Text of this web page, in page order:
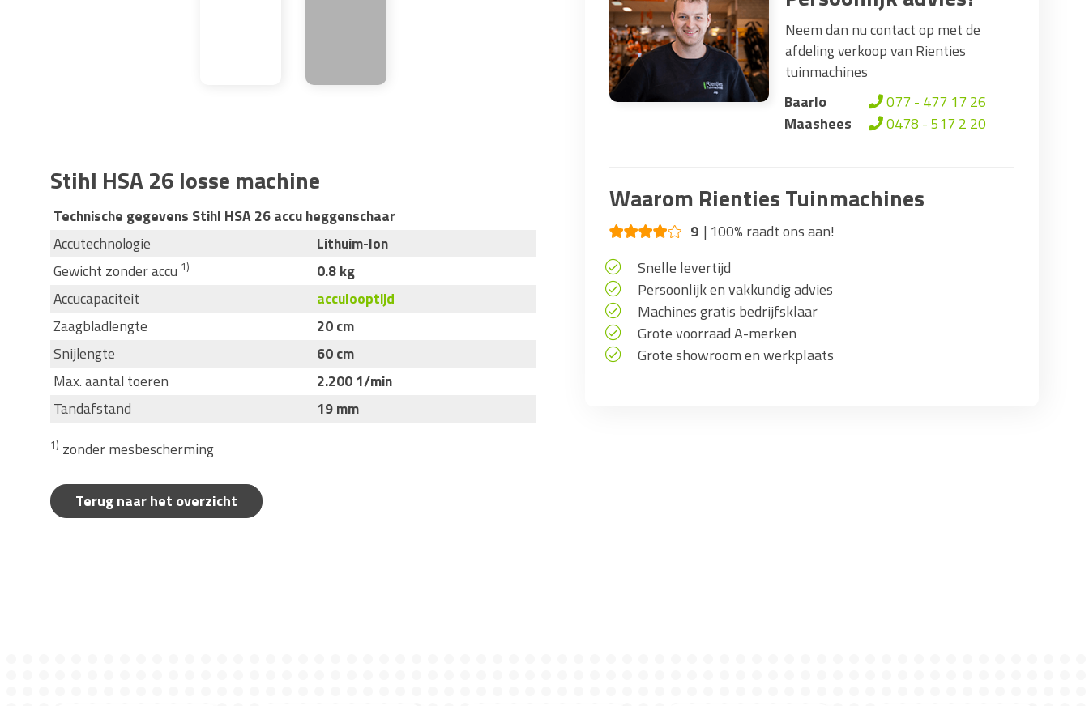
Neem dan nu contact op met de
afdeling verkoop van Rienties
tuinmachines
Baarlo
077 - 477 17 26
Maashees
0478 - 517 2 20
Waarom Rienties Tuinmachines
9 100% raadt ons aan!
Snelle levertijd
Persoonlijk en vakkundig advies
Machines gratis bedrijfsklaar
Grote voorraad A-merken
Grote showroom en werkplaats
Stihl HSA 26 losse machine
Technische gegevens Stihl HSA 26 accu heggenschaar
Accutechnologie
Lithuim-Ion
Gewicht zonder accu 1)
0.8 kg
Accucapaciteit
acculooptijd
Zaagbladlengte
20 cm
Snijlengte
60 cm
Max. aantal toeren
2.200 1/min
Tandafstand
19 mm
1) zonder mesbescherming
Terug naar het overzicht